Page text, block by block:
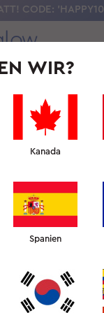
CODE:
–
Hautbarriere
vor – genau
aus feinster
hypoallergen und
die
WIR?
Kanada
Spanien